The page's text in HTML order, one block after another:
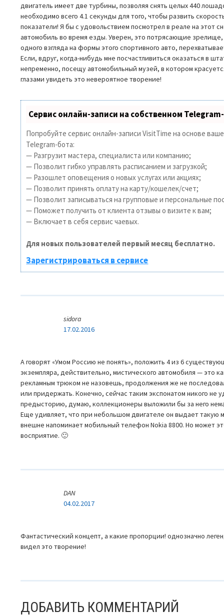
двигатель имеет две турбины, позволяя снять целых 440
необходимо всего 4.1 секунды для того, чтобы развить
показатели! Я бы с удовольствием посмотрел в реале на этот
автомобиль во время езды. Уверен, это потрясающие зрелище,
одного взгляда на формы этого спортивного авто,
Если, вдруг, когда-нибудь мне посчастливиться оказаться в
непременно, посещу автомобильный музей, в котором
глазами увидеть это невероятное творение!
Сервис онлайн-записи на собственном
Попробуйте сервис онлайн-записи VisitTime на основе
Telegram-бота:
— Разгрузит мастера, специалиста или компанию;
— Позволит гибко управлять расписанием и загрузкой;
— Разошлет оповещения о новых услугах или акциях;
— Позволит принять оплату на карту/кошелек/счет;
— Позволит записываться на групповые и персональные
— Поможет получить от клиента отзывы о визите к вам;
— Включает в себя сервис чаевых.
Для новых пользователей первый месяц бесплатно.
Зарегистрироваться в сервисе
sidora
17.02.2016
А говорят «Умом Россию не понять», положить 4 из 6
экземпляра, действительно, мистического автомобиля — это
рекламным трюком не назовешь, продолжения же не
или придержать. Конечно, сейчас таким экспонатом никого не
предысторию, думаю, коллекционеры выложили бы за него
Еще удивляет, что при небольшом двигателе он выдает такую
внешне напоминает мобильный телефон Nokia 8800. Но может
восприятие. 🙂
DAN
04.02.2017
Фантастический концепт, а какие пропорции! однозначно
видел это творение!
ДОБАВИТЬ КОММЕНТАРИЙ